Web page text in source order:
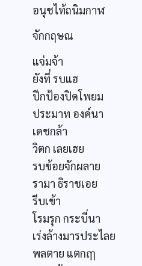
อนุชไท้ถนิมกาฬ
จักกฤษณ
แจ่มจ้า
ยังที่ รบแฮ
ปีกป้องปิดโพยม
ประมาท องค์นา
เดชกล้า
วิตก เลยเฮย
รบข้อยจักผลาย
รามา ธิราชเอย
รีบเข้า
โรมรุก กระบี่นา
เร่งล้างมารประไลย
พลตาย แตกฤๅ